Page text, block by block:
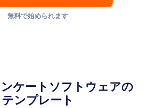
無料で始められます
ケートソフトウェアの
テンプレート